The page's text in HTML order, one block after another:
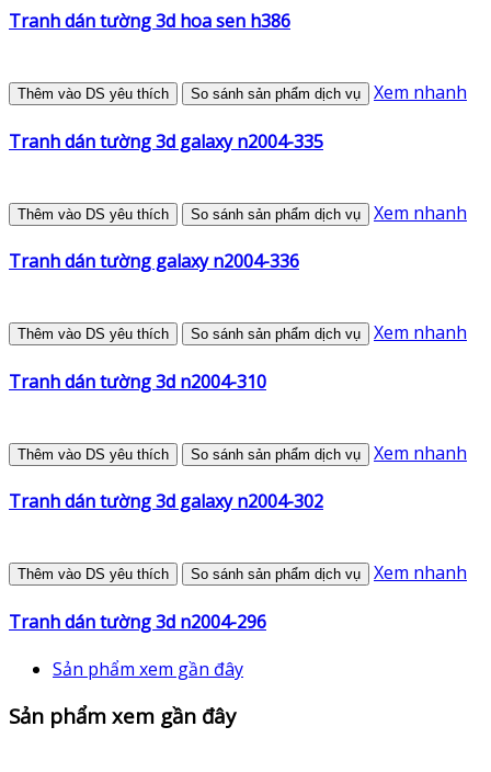
Tranh dán tường 3d hoa sen h386
Thêm vào DS yêu thích So sánh sản phẩm dịch vụ Xem nhanh
Tranh dán tường 3d galaxy n2004-335
Thêm vào DS yêu thích So sánh sản phẩm dịch vụ Xem nhanh
Tranh dán tường galaxy n2004-336
Thêm vào DS yêu thích So sánh sản phẩm dịch vụ Xem nhanh
Tranh dán tường 3d n2004-310
Thêm vào DS yêu thích So sánh sản phẩm dịch vụ Xem nhanh
Tranh dán tường 3d galaxy n2004-302
Thêm vào DS yêu thích So sánh sản phẩm dịch vụ Xem nhanh
Tranh dán tường 3d n2004-296
Sản phẩm xem gần đây
Sản phẩm xem gần đây